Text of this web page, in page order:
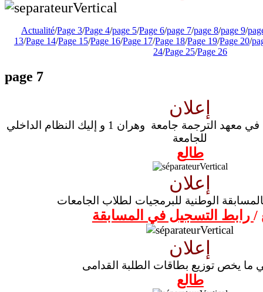
Actualité/Page 3/Page 4/page 5/Page 6/page 7/page 8/page 9/
13/Page 14/Page 15/Page 16/Page 17/Page 18/Page 19/Page 20/
24/Page 25/Page 26
page 7
إعلان
عزيزي الطالب مرحبا بك في معهد الترجمة جامعة وهران 1 و إليك النظام الداخلي
للجامعة
طالع
إعلان
الوطنية للبرمجيات لطلاب الجامعات
/ رابط التسجيل في المسابقة
إعلان
ما يخص توزيع بطاقات الطلبة القدامى
طالع